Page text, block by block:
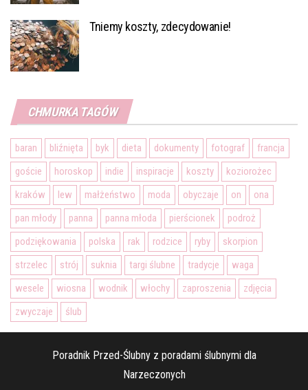
Tniemy koszty, zdecydowanie!
CHMURKA TAGÓW
baran bliźnięta byk dieta dokumenty fotograf
francja
goście
horoskop indie inspiracje koszty
koziorożec
kraków
lew małżeństwo moda obyczaje on
ona
pan młody
panna panna młoda pierścionek
podroż
podziękowania
polska rak rodzice ryby
skorpion
strzelec
strój suknia targi ślubne tradycje
waga
wesele
wiosna wodnik włochy zaproszenia
zdjęcia
zwyczaje
ślub
Poradnik Przed-Ślubny z poradami ślubnymi dla
Narzeczonych